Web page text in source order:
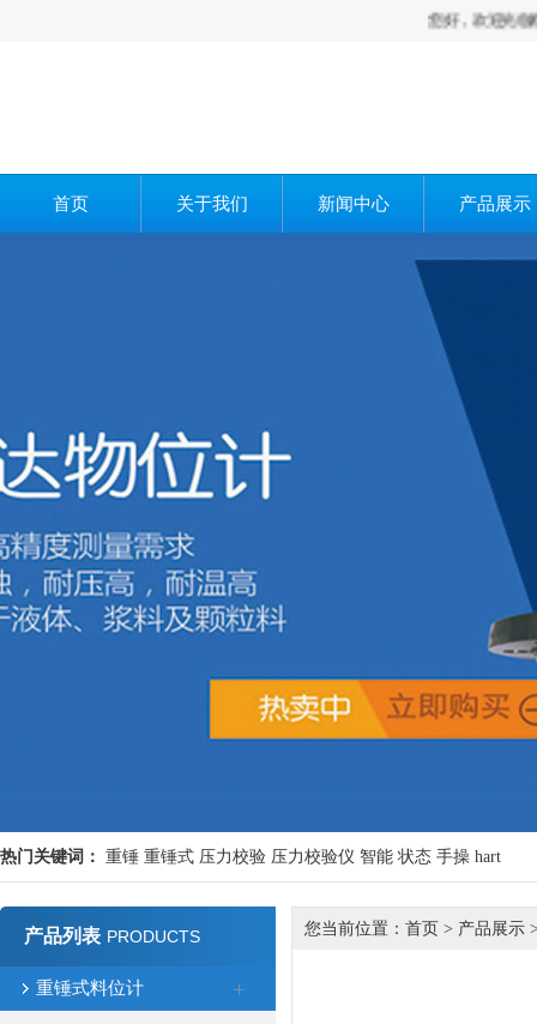
您好，欢迎光临欧旺科技
首页 关于我们 新闻中心 产品展示
热门关键词： 重锤 重锤式 压力校验 压力校验仪 智能 状态 手操 hart
产品列表 PRODUCTS
重锤式料位计
您当前位置： 首页 > 产品展示